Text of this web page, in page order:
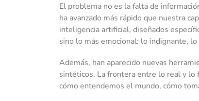
El problema no es la falta de
ha avanzado más rápido que nuestra
inteligencia artificial, diseñados
sino lo más emocional: lo indignante,
Además, han aparecido nuevas
sintéticos. La frontera entre lo real y lo
cómo entendemos el mundo, cómo